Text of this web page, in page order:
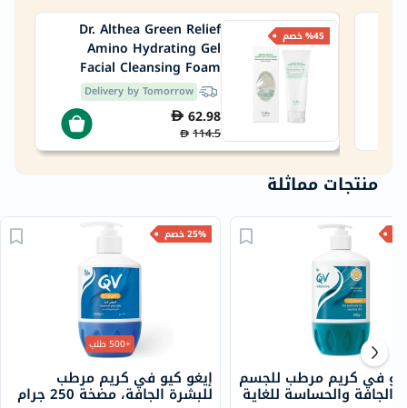
%45 خصم Dr. Althea Green Relief
Amino Hydrating Gel
Facial Cleansing Foam
100ml
Delivery by Tomorrow
62.98
114.5
منتجات مماثلة
25% خصم
+500 طلب
إيغو كيو في كريم مرطب
للبشرة الجافة، مضخة 250 جرام
في كريم مرطب للجسم
الجافة والحساسة للغاية